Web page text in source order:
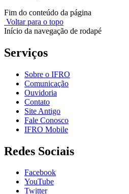
Fim do conteúdo da página
Voltar para o topo
Início da navegação de rodapé
Serviços
Sobre o IFRO
Comunicação
Ouvidoria
Contato
Site Antigo
Fale Conosco
IFRO Mobile
Redes Sociais
Facebook
YouTube
Twitter